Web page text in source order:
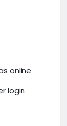
online
login